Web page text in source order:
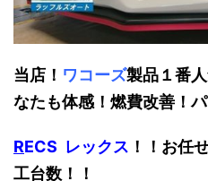
当店！ ワコーズ製品１番
なたも体感！燃費改善！パ
RECS レックス ！！お任
工台数！！